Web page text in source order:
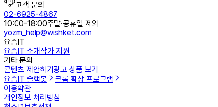
고객 문의
02-6925-4867
10:00-18:00주말·공휴일 제외
yozm_help@wishket.com
요즘IT
요즘IT 소개작가 지원
기타 문의
콘텐츠 제안하기광고 상품 보기
요즘IT 슬랙봇
크롬 확장 프로그램
이용약관
개인정보 처리방침